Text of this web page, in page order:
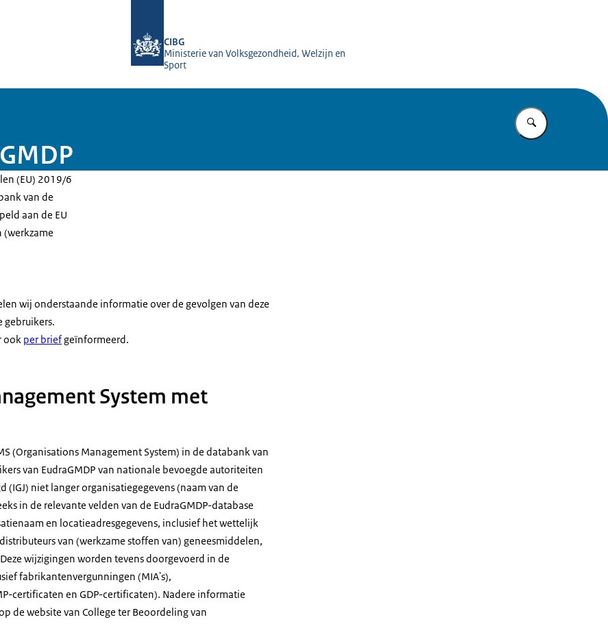
CIBG
Ministerie van Volksgezondheid, Welzijn en
Sport
Vul in wat u
(EU) 2019/6
van de
aan de EU
wij onderstaande informatie over de gevolgen van deze
gebruikers.
ook per briefgeïnformeerd.
System met
(Organisations Management System) in de databank van
van EudraGMDP van nationale bevoegde autoriteiten
(IGJ) niet langer organisatiegegevens (naam van de
in de relevante velden van de EudraGMDP-database
en locatieadresgegevens, inclusief het wettelijk
van (werkzame stoffen van) geneesmiddelen,
wijzigingen worden tevens doorgevoerd in de
fabrikantenvergunningen (MIA's),
certificaten en GDP-certificaten). Nadere informatie
de website van College ter Beoordeling van